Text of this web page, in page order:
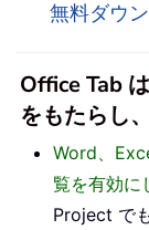
無料ダウ
Office Tab
をもたらし
Word、
覧を有効に
Project で